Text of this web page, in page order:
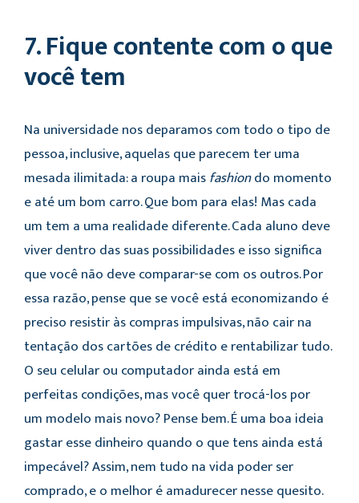
7. Fique contente com o que
você tem
Na universidade nos deparamos com todo o tipo de
pessoa, inclusive, aquelas que parecem ter uma
mesada ilimitada: a roupa maisfashiondo momento
e até um bom carro. Que bom para elas! Mas cada
um tem a uma realidade diferente. Cada aluno deve
viver dentro das suas possibilidades e isso significa
que você não deve comparar-se com os outros. Por
essa razão, pense que se você está economizando é
preciso resistir às compras impulsivas, não cair na
tentação dos cartões de crédito e rentabilizar tudo.
O seu celular ou computador ainda está em
perfeitas condições, mas você quer trocá-los por
um modelo mais novo? Pense bem. É uma boa ideia
gastar esse dinheiro quando o que tens ainda está
impecável? Assim, nem tudo na vida poder ser
comprado, e o melhor é amadurecer nesse quesito.